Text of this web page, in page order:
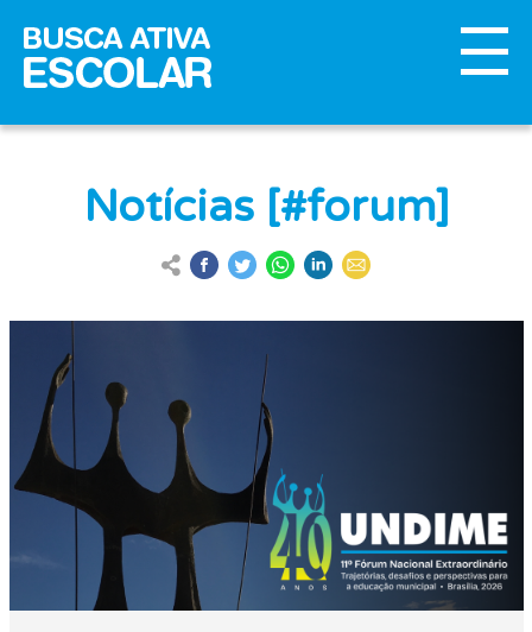
Notícias [#forum]